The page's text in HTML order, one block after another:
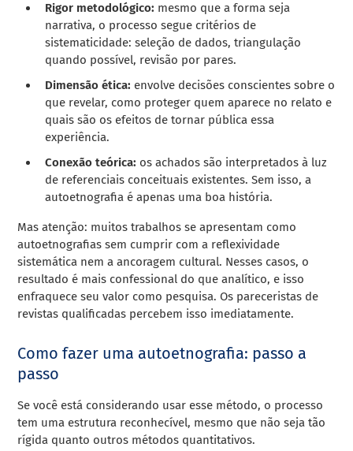
Rigor metodológico: mesmo que a forma seja
narrativa, o processo segue critérios de
sistematicidade: seleção de dados, triangulação
quando possível, revisão por pares.
Dimensão ética: envolve decisões conscientes sobre o
que revelar, como proteger quem aparece no relato e
quais são os efeitos de tornar pública essa
experiência.
Conexão teórica: os achados são interpretados à luz
de referenciais conceituais existentes. Sem isso, a
autoetnografia é apenas uma boa história.
Mas atenção: muitos trabalhos se apresentam como
autoetnografias sem cumprir com a reflexividade
sistemática nem a ancoragem cultural. Nesses casos, o
resultado é mais confessional do que analítico, e isso
enfraquece seu valor como pesquisa. Os pareceristas de
revistas qualificadas percebem isso imediatamente.
Como fazer uma autoetnografia: passo a
passo
Se você está considerando usar esse método, o processo
tem uma estrutura reconhecível, mesmo que não seja tão
rígida quanto outros métodos quantitativos.